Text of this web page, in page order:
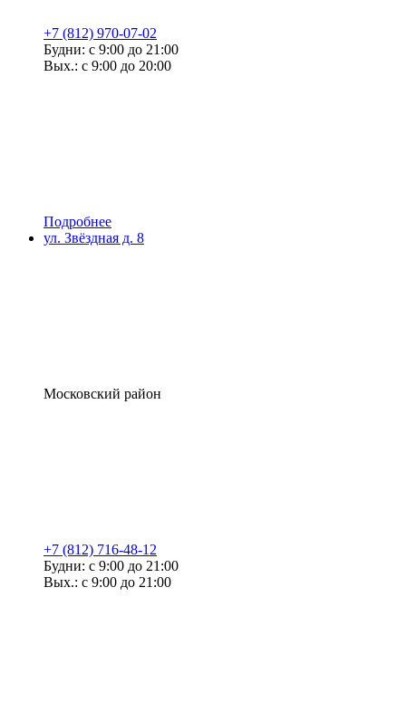
+7 (812) 970-07-02
Будни: с 9:00 до 21:00
Вых.: с 9:00 до 20:00
Подробнее
ул. Звёздная д. 8
Московский район
+7 (812) 716-48-12
Будни: с 9:00 до 21:00
Вых.: с 9:00 до 21:00